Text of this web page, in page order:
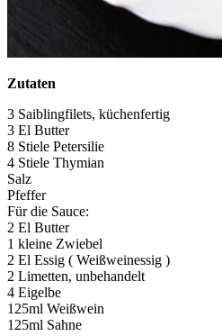
Zutaten
3 Saiblingfilets, küchenfertig
3 El Butter
8 Stiele Petersilie
4 Stiele Thymian
Salz
Pfeffer
Für die Sauce:
2 El Butter
1 kleine Zwiebel
2 El Essig ( Weißweinessig )
2 Limetten, unbehandelt
4 Eigelbe
125ml Weißwein
125ml Sahne